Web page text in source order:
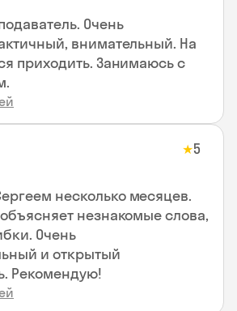
Очень
внимательный. На
приходить. Занимаюсь с
★5
несколько месяцев.
незнакомые слова,
Очень
и открытый
Рекомендую!